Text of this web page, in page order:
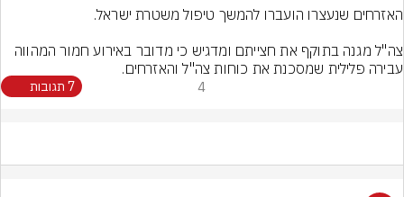
עבירה פלילית שמסכנת את כוחות צה"ל והאזרחים.
4 7 תגובות